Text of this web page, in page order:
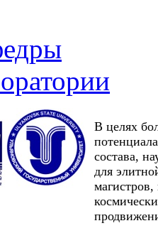
В целях
состава,
для